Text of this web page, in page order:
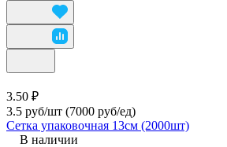
3.50 ₽
3.5 руб/шт (7000 руб/eд)
Сетка упаковочная 13см (2000шт)
В наличии